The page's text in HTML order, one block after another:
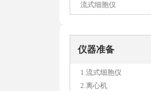
流式细胞仪
仪器准备
1.流式细胞仪
2.离心机